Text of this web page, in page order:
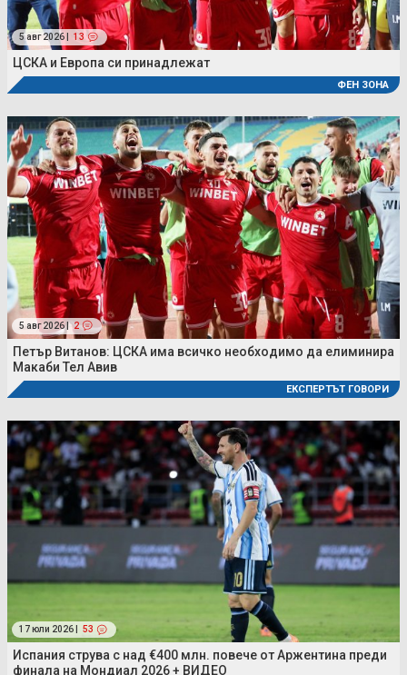
5 авг 2026 | 13
ЦСКА и Европа си принадлежат
ФЕН ЗОНА
5 авг 2026 | 2
Петър Витанов: ЦСКА има всичко необходимо да елиминира
Макаби Тел Авив
ЕКСПЕРТЪТ ГОВОРИ
17 юли 2026 | 53
Испания струва с над €400 млн. повече от Аржентина преди
финала на Мондиал 2026 + ВИДЕО